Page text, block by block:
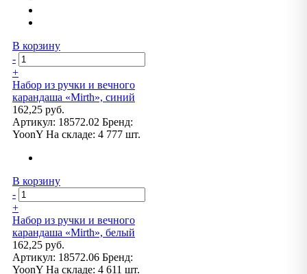
В корзину
-
+
Набор из ручки и вечного
карандаша «Mirth», синий
162,25 руб.
Артикул: 18572.02 Бренд:
YoonY На складе: 4 777 шт.
В корзину
-
+
Набор из ручки и вечного
карандаша «Mirth», белый
162,25 руб.
Артикул: 18572.06 Бренд:
YoonY На складе: 4 611 шт.